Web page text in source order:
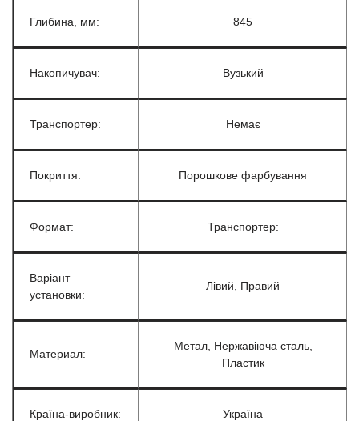
Глибина, мм: 845
Накопичувач: Вузький
Транспортер: Немає
Покриття: Порошкове фарбування
Формат: Транспортер:
Варіант
установки:
Лівий, Правий
Материал:
Метал, Нержавіюча сталь,
Пластик
Країна-виробник: Україна